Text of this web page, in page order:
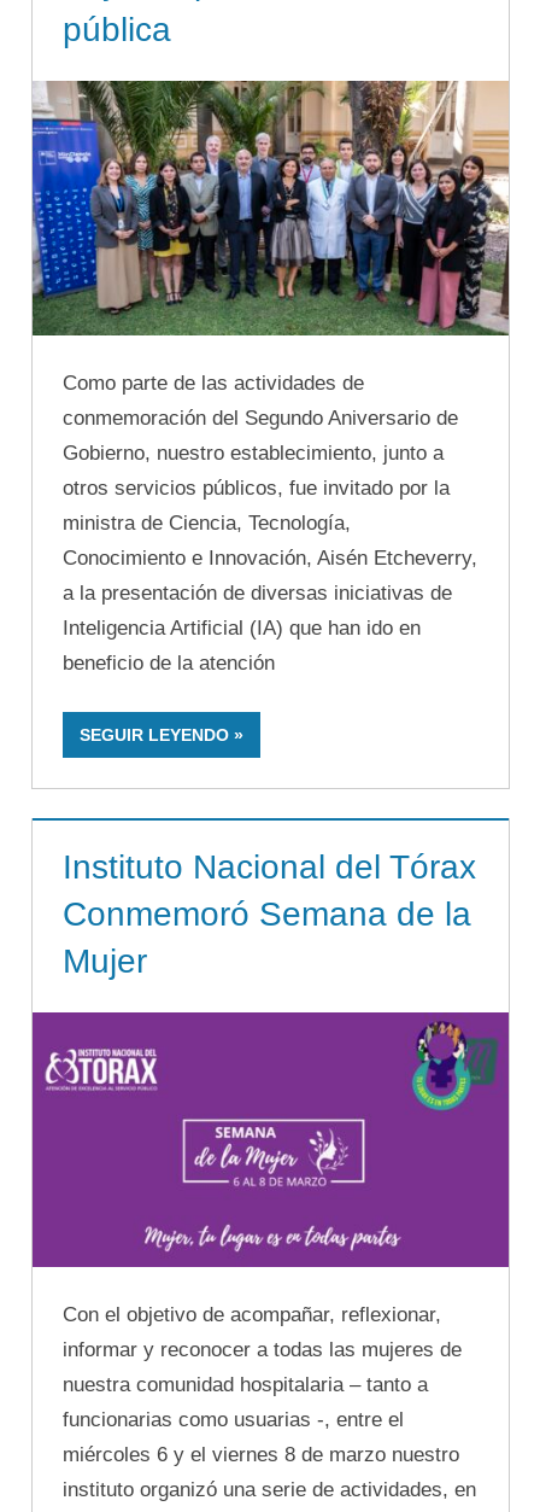
pública
Como parte de las actividades de
conmemoración del Segundo Aniversario de
Gobierno, nuestro establecimiento, junto a
otros servicios públicos, fue invitado por la
ministra de Ciencia, Tecnología,
Conocimiento e Innovación, Aisén Etcheverry,
a la presentación de diversas iniciativas de
Inteligencia Artificial (IA) que han ido en
beneficio de la atención
SEGUIR LEYENDO
Instituto Nacional del Tórax
Conmemoró Semana de la
Mujer
Con el objetivo de acompañar, reflexionar,
informar y reconocer a todas las mujeres de
nuestra comunidad hospitalaria – tanto a
funcionarias como usuarias -, entre el
miércoles 6 y el viernes 8 de marzo nuestro
instituto organizó una serie de actividades, en